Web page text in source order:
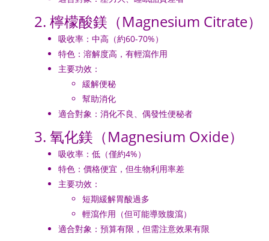
2. 檸檬酸鎂（Magnesium Citrate）
吸收率：中高（約60-70%）
特色：溶解度高，有輕瀉作用
主要功效：
緩解便秘
幫助消化
適合對象：消化不良、偶發性便秘者
3. 氧化鎂（Magnesium Oxide）
吸收率：低（僅約4%）
特色：價格便宜，但生物利用率差
主要功效：
短期緩解胃酸過多
輕瀉作用（但可能導致腹瀉）
適合對象：預算有限，但需注意效果有限